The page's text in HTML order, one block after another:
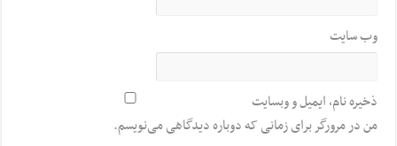
وب‌ سایت
ذخیره نام، ایمیل و وبسایت
من در مرورگر برای زمانی که دوباره دیدگاهی می‌نویسم.